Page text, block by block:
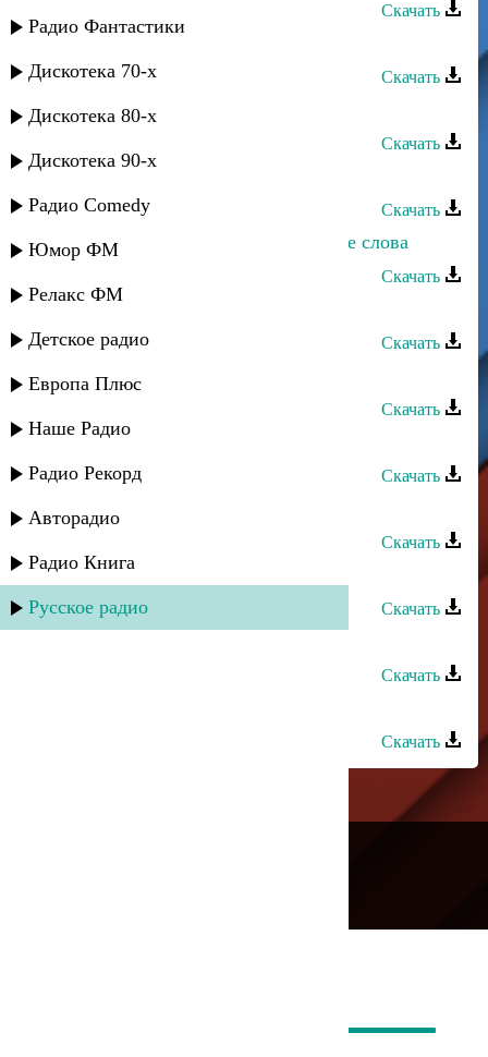
Радио Фантастики
Дискотека 70-х
Дискотека 80-х
Дискотека 90-х
Радио Comedy
Юмор ФМ
Релакс ФМ
Детское радио
Европа Плюс
Наше Радио
Радио Рекорд
Авторадио
Радио Книга
Русское радио
Скачать
Асхат Айдемиров - Ана юрекь
Скачать
Асхат Айдемиров - Анамма
Скачать
Скачать
Асхат Айдемиров - Бессмысленные слова
Скачать
Скачать
Асхат Айдемиров - Откен заман
Скачать
Асхат Айдемиров - Под гитару
Скачать
Скачать
Асхат Айдемиров - Гел дейсен
Скачать
Скачать
Скачать